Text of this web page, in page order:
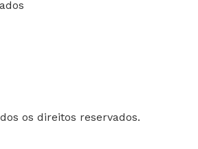
os direitos reservados.